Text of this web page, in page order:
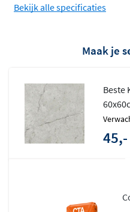
Bekijk alle specificaties
Maak je
Beste